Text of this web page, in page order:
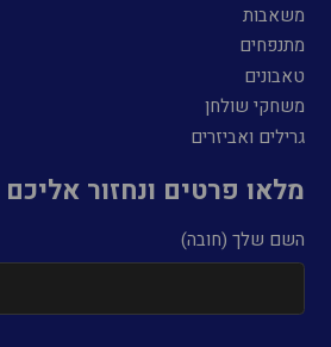
משאבות
מתנפחים
טאבונים
משחקי שולחן
גרילים ואביזרים
מלאו פרטים ונחזור
השם שלך (חובה)